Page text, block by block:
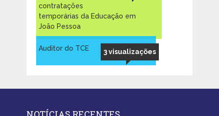
contratações
temporárias da Educação em
João Pessoa
3 visualizações
Auditor do TCE